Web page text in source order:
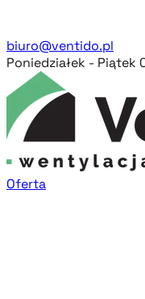
biuro@ventido.pl
Poniedziałek - Piątek
Oferta